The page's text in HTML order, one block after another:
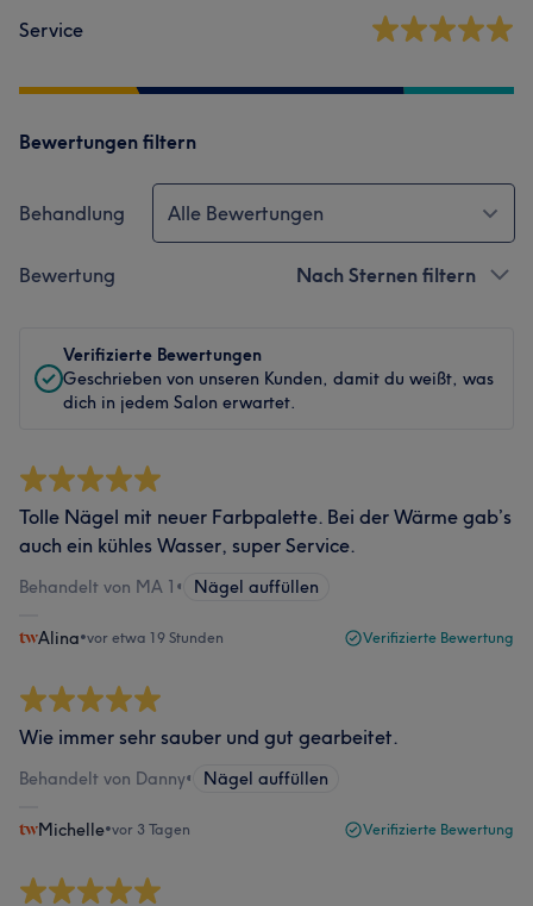
Service
Bewertungen filtern
Behandlung Alle Bewertungen
Bewertung Nach Sternen filtern
Verifizierte Bewertungen
Geschrieben von unseren Kunden, damit du weißt, was
dich in jedem Salon erwartet.
Tolle Nägel mit neuer Farbpalette. Bei der Wärme gab’s
auch ein kühles Wasser, super Service.
Behandelt von MA 1 • Nägel auffüllen
Alina•vor etwa 19 Stunden Verifizierte Bewertung
Wie immer sehr sauber und gut gearbeitet.
Behandelt von Danny• Nägel auffüllen
Michelle•vor 3 Tagen Verifizierte Bewertung